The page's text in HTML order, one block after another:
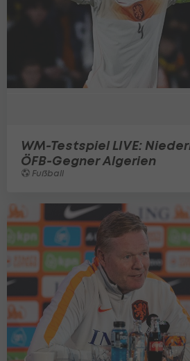
WM-Testspiel LIVE:
ÖFB-Gegner Algerien
Fußball